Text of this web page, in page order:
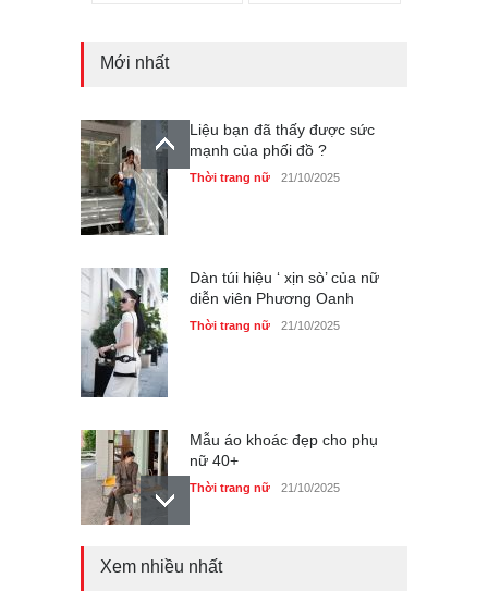
Mới nhất
Liệu bạn đã thấy được sức
mạnh của phối đồ ?
Thời trang nữ 21/10/2025
Dàn túi hiệu ‘ xịn sò’ của nữ
diễn viên Phương Oanh
Thời trang nữ 21/10/2025
Mẫu áo khoác đẹp cho phụ
nữ 40+
Thời trang nữ 21/10/2025
Chiếc áo dài cưới của Hoa
Xem nhiều nhất